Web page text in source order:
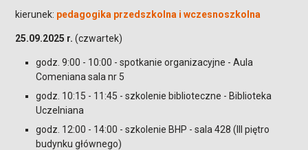
kierunek: pedagogika przedszkolna i wczesnoszkolna
25.09.2025 r. (czwartek)
godz. 9:00 - 10:00 - spotkanie organizacyjne - Aula
Comeniana sala nr 5
godz. 10:15 - 11:45 - szkolenie biblioteczne - Biblioteka
Uczelniana
godz. 12:00 - 14:00 - szkolenie BHP - sala 428 (III piętro
budynku głównego)